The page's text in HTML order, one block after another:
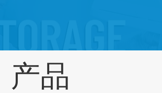
产品